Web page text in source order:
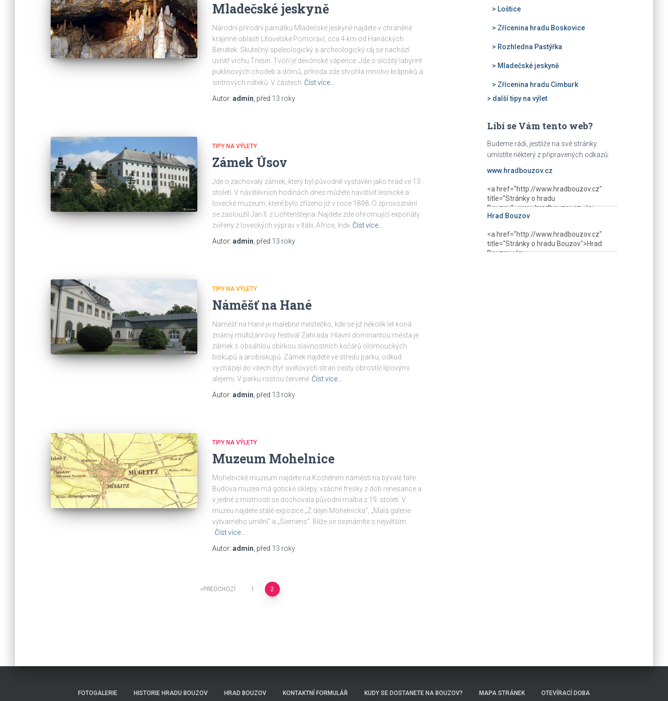
Mladečské jeskyně
Národní přírodní památku Mladečské jeskyně najdete v chráněné
krajinné oblasti Litovelské Pomoraví, cca 4 km od Hanáckých
Benátek. Skutečný speleologický a archeologický ráj se nachází
uvnitř vrchu Třesín. Tvoří je devónské vápence. Jde o složitý labyrint
puklinových chodeb a dómů, příroda zde stvořila mnoho krápníků a
sintrových náteků. V částech Číst více…
Autor: admin , před 13 roky
TIPY NA VÝLETY
Zámek Úsov
Jde o zachovalý zámek, který byl původně vystavěn jako hrad ve 13.
století. V návštěvních hodinách dnes můžete navštívit lesnické a
lovecké muzeum, které bylo zřízeno již v roce 1898. O zprovoznění
se zasloužil Jan II. z Lichtenštejna. Najdete zde ohromující exponáty
zvířeny z loveckých výprav v Itálii, Africe, Indii Číst více…
Autor: admin , před 13 roky
TIPY NA VÝLETY
Náměšť na Hané
Náměšť na Hané je malebné městečko, kde se již několik let koná
známý multižánrový festival Zahrada. Hlavní dominantou města je
zámek s obsáhlou sbírkou slavnostních kočárů olomouckých
biskupů a arcibiskupů. Zámek najdete ve středu parku, odkud
vycházejí do všech čtyř světových stran cesty obrostlé lipovými
alejemi. V parku rostou červené Číst více…
Autor: admin , před 13 roky
TIPY NA VÝLETY
Muzeum Mohelnice
Mohelnické muzeum najdete na Kostelním náměstí na bývalé faře.
Budova muzea má gotické sklepy, vzácné fresky z dob renesance a
v jedné z místností se dochovala původní malba z 19. století. V
muzeu najdete stálé expozice „Z dějin Mohelnicka“, „Malá galerie
výtvarného umění“ a „Siemens“. Blíže se seznámíte s největším
Číst více…
Autor: admin , před 13 roky
PŘEDCHOZÍ 1 2
> Loštice
> Zřícenina hradu Boskovice
> Rozhledna Pastýřka
> Mladečské jeskyně
> Zřícenina hradu Cimburk
> další tipy na výlet
Líbí se Vám tento web?
Budeme rádi, jestliže na své stránky
umístíte některý z připravených odkazů:
www.hradbouzov.cz
Hrad Bouzov
FOTOGALERIE HISTORIE HRADU BOUZOV HRAD BOUZOV KONTAKTNÍ FORMULÁŘ KUDY SE DOSTANETE NA BOUZOV? MAPA STRÁNEK OTEVÍRACÍ DOBA